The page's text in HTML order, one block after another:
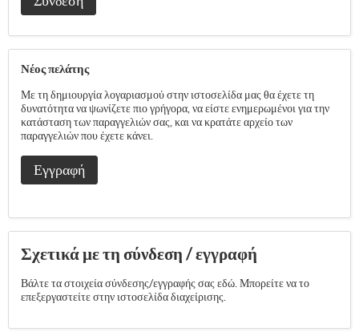
Νέος πελάτης
Με τη δημιουργία λογαριασμού στην ιστοσελίδα μας θα έχετε τη
δυνατότητα να ψωνίζετε πιο γρήγορα, να είστε ενημερωμένοι για την
κατάσταση των παραγγελιών σας, και να κρατάτε αρχείο των
παραγγελιών που έχετε κάνει.
Εγγραφή
Σχετικά με τη σύνδεση / εγγραφή
Βάλτε τα στοιχεία σύνδεσης/εγγραφής σας εδώ. Μπορείτε να το
επεξεργαστείτε στην ιστοσελίδα διαχείρισης.